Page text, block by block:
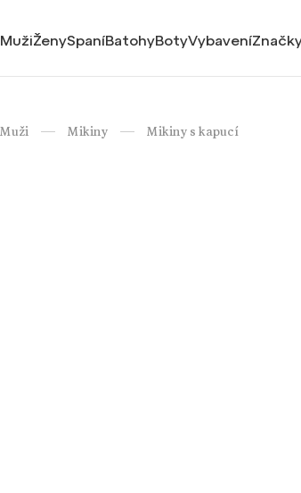
MužiŽenySpaníBatohyBotyVybavení
Muži / Mikiny / Mikiny s kapucí